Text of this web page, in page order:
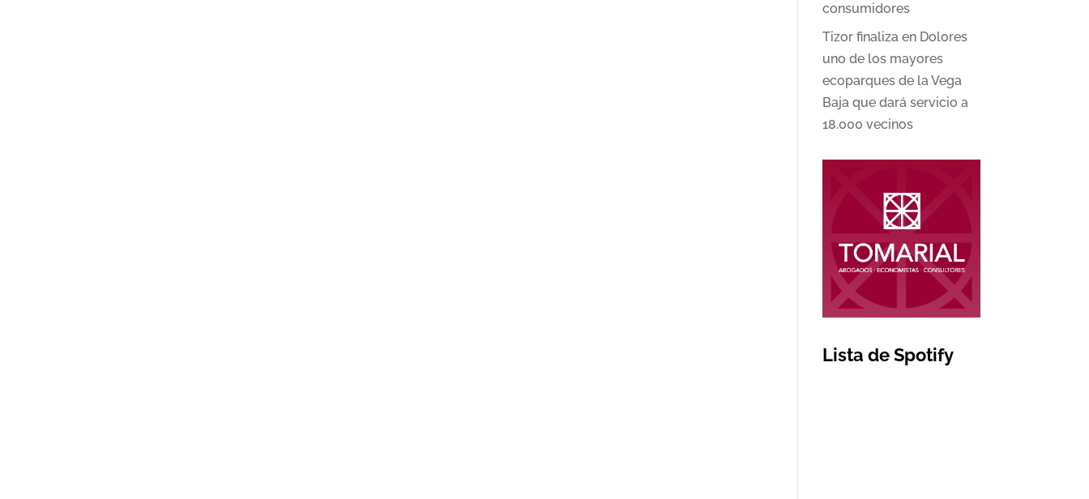
consumidores
Tizor finaliza en Dolores
uno de los mayores
ecoparques de la Vega
Baja que dará servicio a
18.000 vecinos
Lista de Spotify